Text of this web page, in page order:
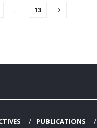
… 13
PUBLICATIONS